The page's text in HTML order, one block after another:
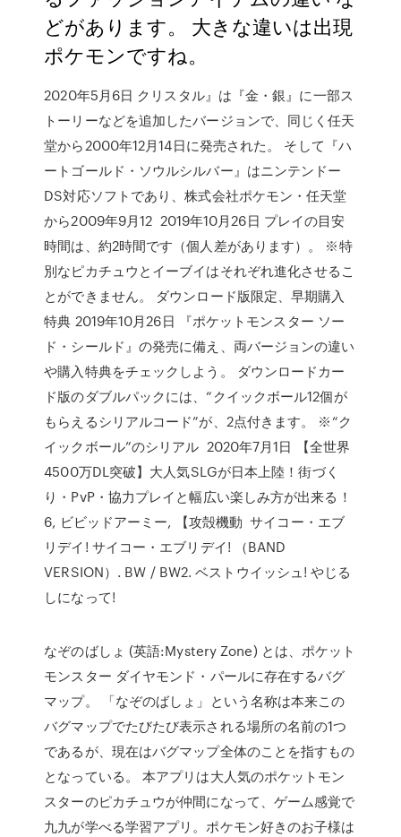
どがあります。 大きな違いは出現
ポケモンですね。
2020年5月6日 クリスタル』は『金・銀』に一部ス
トーリーなどを追加したバージョンで、同じく任天
堂から2000年12月14日に発売された。 そして『ハ
ートゴールド・ソウルシルバー』はニンテンドー
DS対応ソフトであり、株式会社ポケモン・任天堂
から2009年9月12 2019年10月26日 プレイの目安
時間は、約2時間です（個人差があります）。 ※特
別なピカチュウとイーブイはそれぞれ進化させるこ
とができません。 ダウンロード版限定、早期購入
特典 2019年10月26日 『ポケットモンスター ソー
ド・シールド』の発売に備え、両バージョンの違い
や購入特典をチェックしよう。 ダウンロードカー
ド版のダブルパックには、“クイックボール12個が
もらえるシリアルコード”が、2点付きます。 ※“ク
イックボール”のシリアル 2020年7月1日 【全世界
4500万DL突破】大人気SLGが日本上陸！街づく
り・PvP・協力プレイと幅広い楽しみ方が出来る！
6, ビビッドアーミー, 【攻殻機動 サイコー・エブ
リデイ! サイコー・エブリデイ! （BAND
VERSION）. BW / BW2. ベストウイッシュ! やじる
しになって!
なぞのばしょ (英語:Mystery Zone) とは、ポケット
モンスター ダイヤモンド・パールに存在するバグ
マップ。 「なぞのばしょ」という名称は本来この
バグマップでたびたび表示される場所の名前の1つ
であるが、現在はバグマップ全体のことを指すもの
となっている。 本アプリは大人気のポケットモン
スターのピカチュウが仲間になって、ゲーム感覚で
九九が学べる学習アプリ。ポケモン好きのお子様は